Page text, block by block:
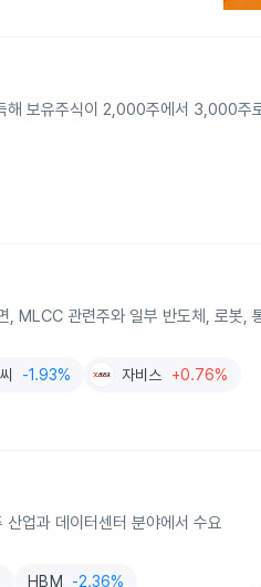
보유주식이 2,000주에서 3,000주
MLCC 관련주와 일부 반도체, 로봇,
-1.93% 자비스 +0.76%
업과 데이터센터 분야에서 수요
HBM -2.36%